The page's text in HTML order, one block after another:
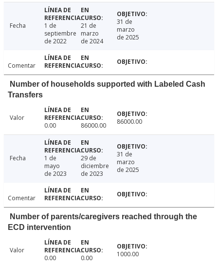
Fecha
1 de
septiembre
de 2022
21 de
marzo
de 2024
31 de
marzo
de 2025
Comentar
Number of households supported with Labeled Cash
Transfers
Valor
0.00
86000.00 86000.00
Fecha
1 de
mayo
de 2023
29 de
diciembre
de 2023
31 de
marzo
de 2025
Comentar
Number of parents/caregivers reached through the
ECD intervention
Valor
0.00
0.00 1000.00